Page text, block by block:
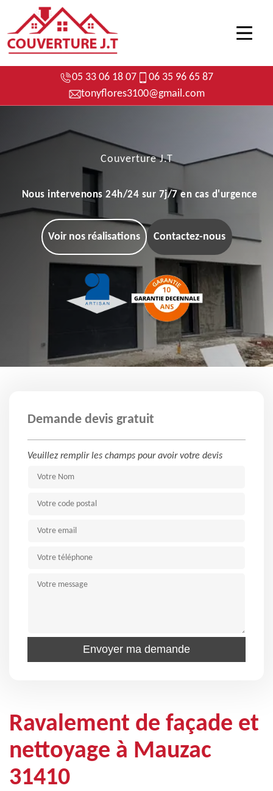
05 33 06 18 07
06 35 96 65 87
tonyflores3100@gmail.com
Couverture J.T
Nous intervenons 24h/24 sur 7j/7 en cas d'urgence
Voir nos réalisations Contactez-nous
Demande devis gratuit
Veuillez remplir les champs pour avoir votre devis
Ravalement de façade et
nettoyage à Mauzac
31410